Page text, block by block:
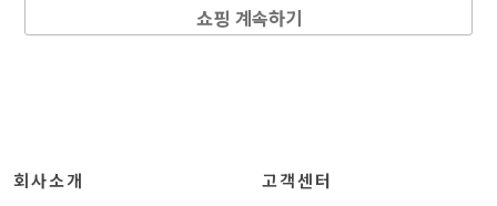
쇼핑 계속하기
회사소개 고객센터